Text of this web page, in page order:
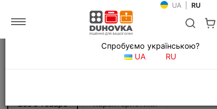
UA RU
Мойки и смесители Кухонные мойки
Кухонная мойка CM Filoraggiato Mix
Все о товаре Характеристики
Язык магазина
Спробуємо українською?
UA
RU